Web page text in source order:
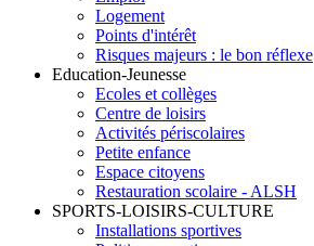
Logement
Points d'intérêt
Risques majeurs : le bon réflexe
Education-Jeunesse
Ecoles et collèges
Centre de loisirs
Activités périscolaires
Petite enfance
Espace citoyens
Restauration scolaire - ALSH
SPORTS-LOISIRS-CULTURE
Installations sportives